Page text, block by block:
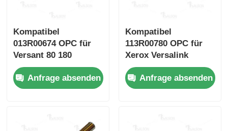
Über uns
Kompatibel
013R00674 OPC für
Versant 80 180
Anfrage absenden
Kompatibel
113R00780 OPC für
Xerox Versalink
C7020 c7025 C7030
C7000Anfrage absenden